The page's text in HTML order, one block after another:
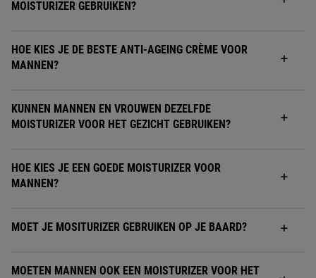
MOISTURIZER GEBRUIKEN?
HOE KIES JE DE BESTE ANTI-AGEING CRÈME VOOR
MANNEN?
KUNNEN MANNEN EN VROUWEN DEZELFDE
MOISTURIZER VOOR HET GEZICHT GEBRUIKEN?
HOE KIES JE EEN GOEDE MOISTURIZER VOOR
MANNEN?
MOET JE MOSITURIZER GEBRUIKEN OP JE BAARD?
MOETEN MANNEN OOK EEN MOISTURIZER VOOR HET